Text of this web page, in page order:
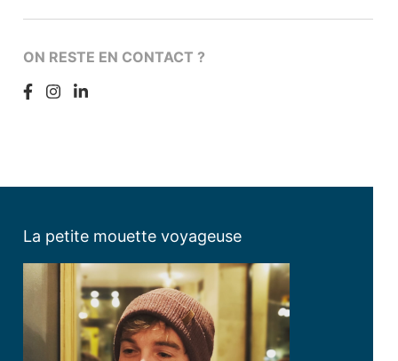
ON RESTE EN CONTACT ?
La petite mouette voyageuse